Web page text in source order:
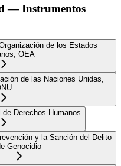
— Instrumentos
de los Estados
OEA
de las Naciones Unidas,
Derechos Humanos
y la Sanción del Delito
Genocidio